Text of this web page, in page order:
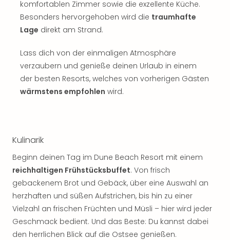
komfortablen Zimmer sowie die exzellente Küche.
Besonders hervorgehoben wird die traumhafte
Lage direkt am Strand.
Lass dich von der einmaligen Atmosphäre
verzaubern und genieße deinen Urlaub in einem
der besten Resorts, welches von vorherigen Gästen
wärmstens empfohlen wird.
Kulinarik
Beginn deinen Tag im Dune Beach Resort mit einem
reichhaltigen Frühstücksbuffet. Von frisch
gebackenem Brot und Gebäck, über eine Auswahl an
herzhaften und süßen Aufstrichen, bis hin zu einer
Vielzahl an frischen Früchten und Müsli – hier wird jeder
Geschmack bedient. Und das Beste: Du kannst dabei
den herrlichen Blick auf die Ostsee genießen.